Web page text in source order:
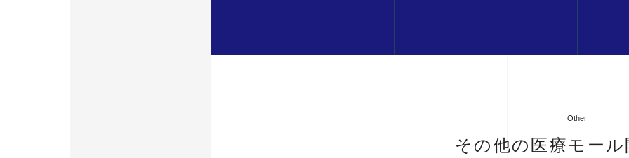
Other
その他の医療モー